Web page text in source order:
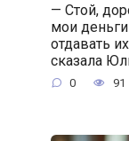
— Стой,
мои
отдавать
сказала
0 91